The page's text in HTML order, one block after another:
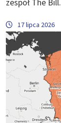
17 lipca 2026